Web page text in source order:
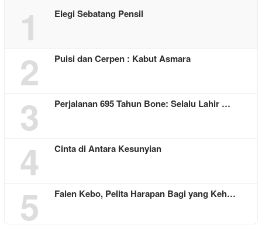
1 Elegi Sebatang Pensil
2 Puisi dan Cerpen : Kabut Asmara
3 Perjalanan 695 Tahun Bone: Selalu Lahir …
4 Cinta di Antara Kesunyian
5 Falen Kebo, Pelita Harapan Bagi yang Keh…